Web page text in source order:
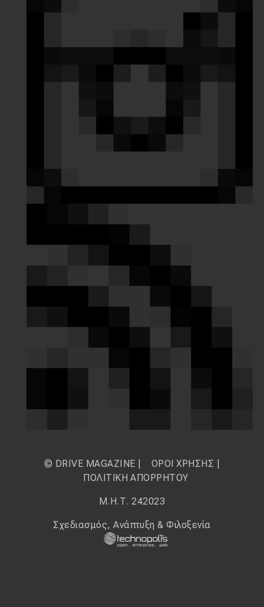
© DRIVE MAGAZINE | ΟΡΟΙ ΧΡΗΣΗΣ
ΠΟΛΙΤΙΚΗ ΑΠΟΡΡΗΤΟΥ
Μ.Η.Τ. 242023
Σχεδιασμός, Ανάπτυξη & Φιλοξενία